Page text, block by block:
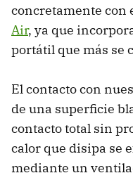
concretamente con
Air, ya que
portátil que más se
El contacto con
de una superficie
contacto total sin
calor que disipa se
mediante un